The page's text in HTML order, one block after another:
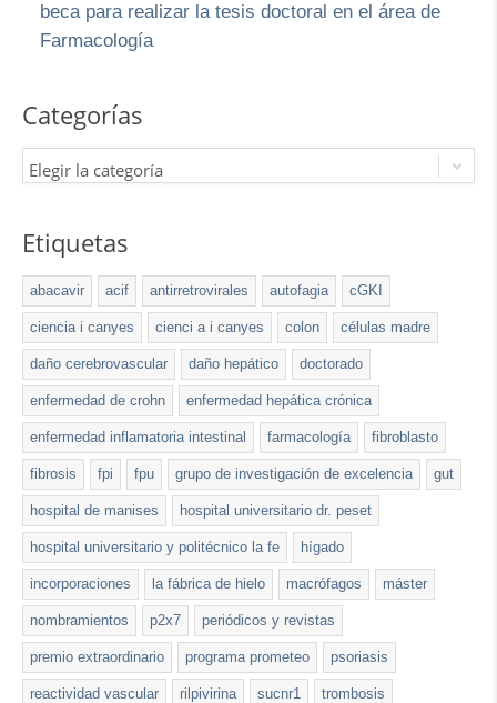
beca para realizar la tesis doctoral en el área de
Farmacología
Categorías
Elegir la categoría
Etiquetas
abacavir acif antirretrovirales autofagia cGKI
ciencia i canyes cienci a i canyes colon células madre
daño cerebrovascular daño hepático doctorado
enfermedad de crohn enfermedad hepática crónica
enfermedad inflamatoria intestinal farmacología fibroblasto
fibrosis fpi fpu grupo de investigación de excelencia gut
hospital de manises hospital universitario dr. peset
hospital universitario y politécnico la fe hígado
incorporaciones la fábrica de hielo macrófagos máster
nombramientos p2x7 periódicos y revistas
premio extraordinario programa prometeo psoriasis
reactividad vascular rilpivirina sucnr1 trombosis